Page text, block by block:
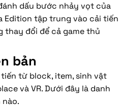
dấu bước nhảy vọt của
Edition tập trung vào cải tiến
thay đổi để cả game thủ
bản
từ block, item, sinh vật
và VR. Dưới đây là danh